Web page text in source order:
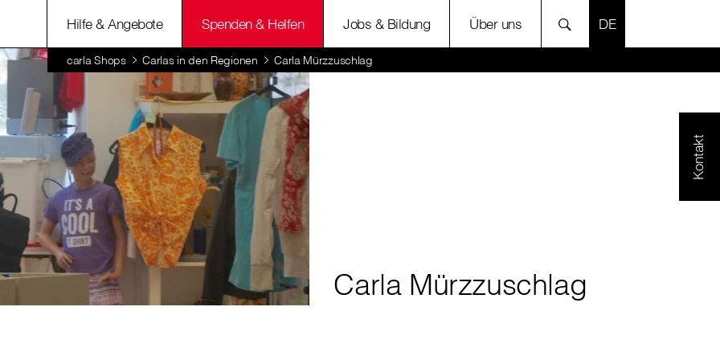
Hilfe & Angebote Spenden & Helfen Jobs & Bildung Über uns SPRACHE
carla Shops Carlas in den Regionen Carla Mürzzuschlag
Kontakt
Carla Mürzzuschlag